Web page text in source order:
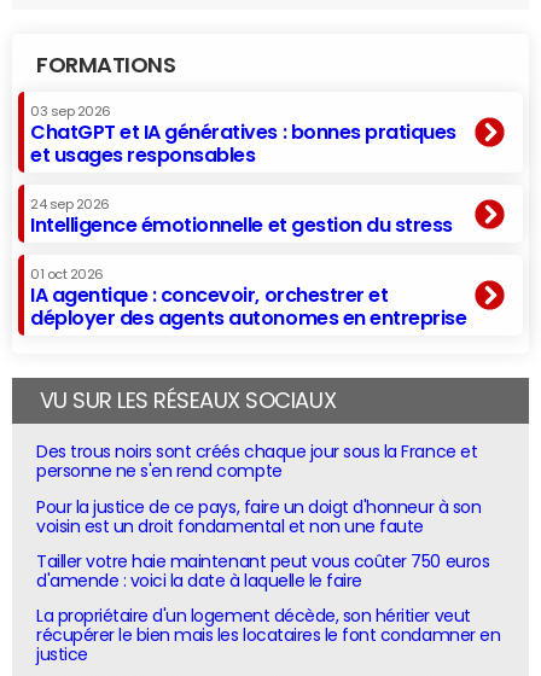
FORMATIONS
03 sep 2026
ChatGPT et IA génératives : bonnes pratiques
et usages responsables
24 sep 2026
Intelligence émotionnelle et gestion du stress
01 oct 2026
IA agentique : concevoir, orchestrer et
déployer des agents autonomes en entreprise
VU SUR LES RÉSEAUX SOCIAUX
Des trous noirs sont créés chaque jour sous la France et
personne ne s'en rend compte
Pour la justice de ce pays, faire un doigt d'honneur à son
voisin est un droit fondamental et non une faute
Tailler votre haie maintenant peut vous coûter 750 euros
d'amende : voici la date à laquelle le faire
La propriétaire d'un logement décède, son héritier veut
récupérer le bien mais les locataires le font condamner en
justice